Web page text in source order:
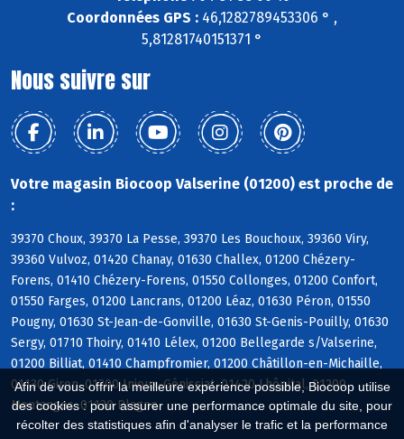
Afin de vous offrir la meilleure expérience possible, Biocoop utilise
des cookies : pour assurer une performance optimale du site, pour
récolter des statistiques afin d'analyser le trafic et la performance
Coordonnées GPS : 46,1282789453306 ° ,
5,81281740151371 °
Nous suivre sur
Votre magasin Biocoop Valserine (01200) est proche de
:
39370 Choux, 39370 La Pesse, 39370 Les Bouchoux, 39360 Viry,
39360 Vulvoz, 01420 Chanay, 01630 Challex, 01200 Chézery-
Forens, 01410 Chézery-Forens, 01550 Collonges, 01200 Confort,
01550 Farges, 01200 Lancrans, 01200 Léaz, 01630 Péron, 01550
Pougny, 01630 St-Jean-de-Gonville, 01630 St-Genis-Pouilly, 01630
Sergy, 01710 Thoiry, 01410 Lélex, 01200 Bellegarde s/Valserine,
01200 Billiat, 01410 Champfromier, 01200 Châtillon-en-Michaille,
01130 Giron, 01200 Injoux-Génissiat, 01420 Lhôpital, 01200
Montanges, 01130 Plagne